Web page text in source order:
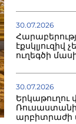
30.07.2026
էքսկլյուզիվ
ուղեգծի
30.07.2026
Երկաթուղու
արբիտրաժի